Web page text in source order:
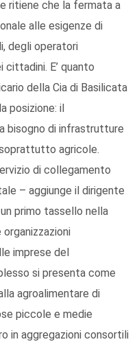
ritiene che la fermata a
alle esigenze di
degli operatori
E’ quanto
della Cia di Basilicata
posizione: il
bisogno di infrastrutture
agricole.
di collegamento
– aggiunge il dirigente
primo tassello nella
imprese del
si presenta come
agroalimentare di
piccole e medie
in aggregazioni consortili